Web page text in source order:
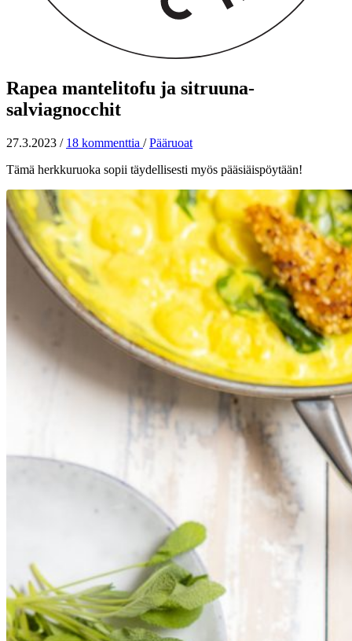
Rapea mantelitofu ja sitruuna-
salviagnocchit
27.3.2023 / 18 kommenttia / Pääruoat
Tämä herkkuruoka sopii täydellisesti myös pääsiäispöytään!